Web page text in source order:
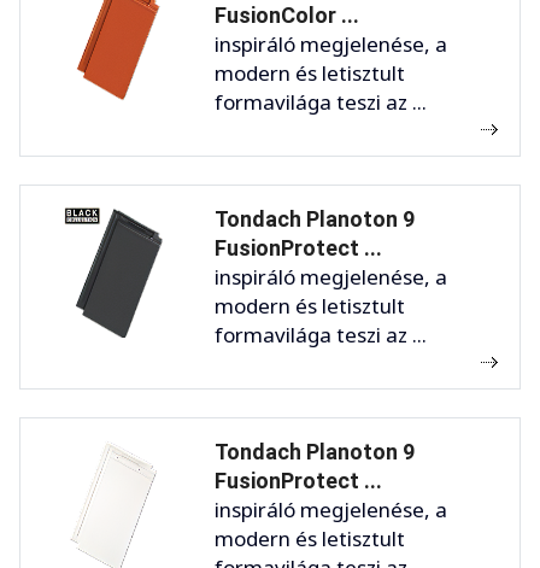
FusionColor ...
inspiráló megjelenése, a
modern és letisztult
formavilága teszi az ...
Tondach Planoton 9
FusionProtect ...
inspiráló megjelenése, a
modern és letisztult
formavilága teszi az ...
Tondach Planoton 9
FusionProtect ...
inspiráló megjelenése, a
modern és letisztult